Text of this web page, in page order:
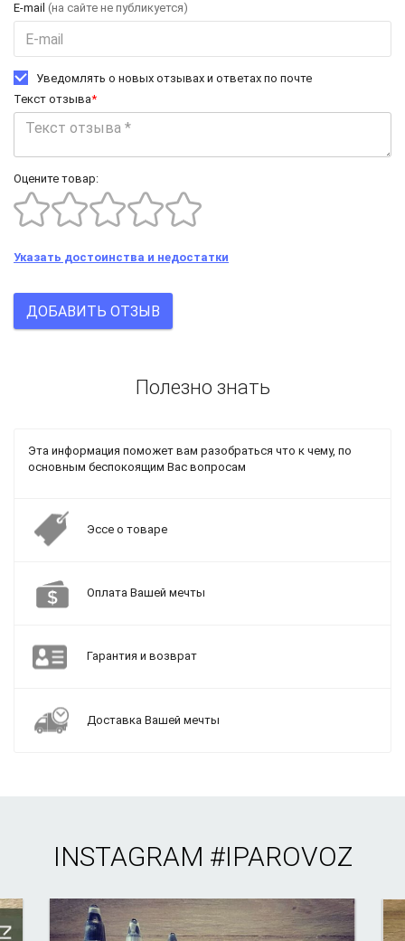
E-mail (на сайте не публикуется)
Уведомлять о новых отзывах и ответах по почте
Текст отзыва*
Оцените товар:
Указать достоинства и недостатки
ДОБАВИТЬ ОТЗЫВ
Полезно знать
Эта информация поможет вам разобраться что к чему, по
основным беспокоящим Вас вопросам
Эссе о товаре
Оплата Вашей мечты
Гарантия и возврат
Доставка Вашей мечты
INSTAGRAM #IPAROVOZ